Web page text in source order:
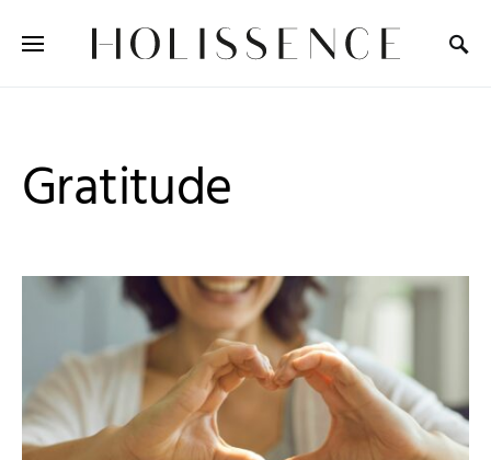
Gratitude